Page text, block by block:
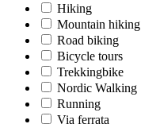
Hiking
Mountain hiking
Road biking
Bicycle tours
Trekkingbike
Nordic Walking
Running
Via ferrata